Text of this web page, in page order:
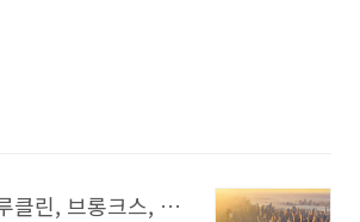
뉴욕 맨해튼, 브루클린, 브롱크스, 퀸즈, 스태튼 아일랜드 5개의 자치구 개요